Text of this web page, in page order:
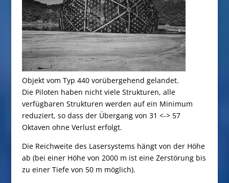
Objekt vom Typ 440 vorübergehend gelandet.
Die Piloten haben nicht viele Strukturen, alle
verfügbaren Strukturen werden auf ein Minimum
reduziert, so dass der Übergang von 31 <-> 57
Oktaven ohne Verlust erfolgt.
Die Reichweite des Lasersystems hängt von der Höhe
ab (bei einer Höhe von 2000 m ist eine Zerstörung bis
zu einer Tiefe von 50 m möglich).